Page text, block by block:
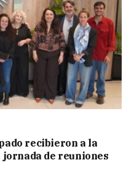
recibieron a la
jornada de reuniones